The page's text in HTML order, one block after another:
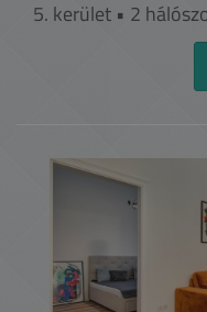
5. kerület • 2